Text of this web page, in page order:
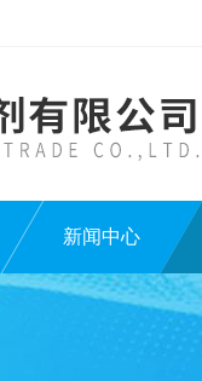
新闻中心